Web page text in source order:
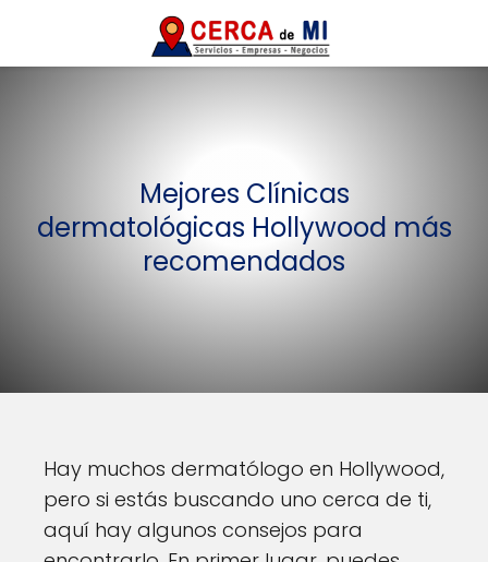
Mejores Clínicas
dermatológicas Hollywood más
recomendados
Hay muchos dermatólogo en Hollywood,
pero si estás buscando uno cerca de ti,
aquí hay algunos consejos para